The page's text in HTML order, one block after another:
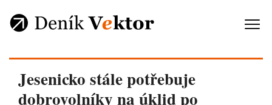
Jesenicko stále potřebuje
dobrovolníky na úklid po